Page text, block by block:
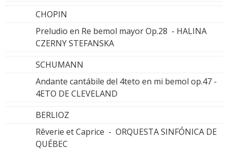
CHOPIN
Preludio en Re bemol mayor Op.28 - HALINA
CZERNY STEFANSKA
SCHUMANN
Andante cantábile del 4teto en mi bemol op.47 -
4ETO DE CLEVELAND
BERLIOZ
Rêverie et Caprice - ORQUESTA SINFÓNICA DE
QUÉBEC